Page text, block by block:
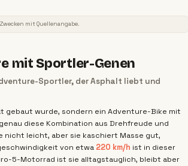
mit Quellenangabe.
mit Sportler-Genen
Sportler, der Asphalt liebt und
gebaut wurde, sondern ein Adventure-Bike mit
diese Kombination aus Drehfreude und
nicht leicht, aber sie kaschiert Masse gut,
von etwa 220 km/h ist in dieser
5-Motorrad ist sie alltagstauglich, bleibt aber